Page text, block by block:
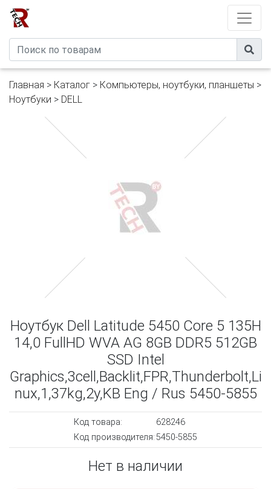
Главная > Каталог > Компьютеры, ноутбуки, планшеты >
Ноутбуки > DELL
Ноутбук Dell Latitude 5450 Core 5 135H
14,0 FullHD WVA AG 8GB DDR5 512GB
SSD Intel
Graphics,3cell,Backlit,FPR,Thunderbolt,Li
nux,1,37kg,2y,KB Eng / Rus 5450-5855
Код товара:
628246
Код производителя:5450-5855
Нет в наличии